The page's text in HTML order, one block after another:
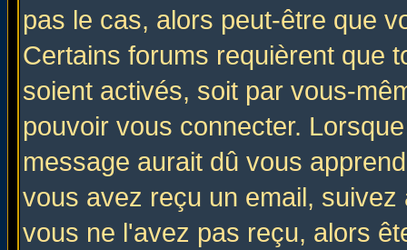
pas le cas, alors peut-être que
Certains forums requièrent que
soient activés, soit par vous-
pouvoir vous connecter.
message aurait dû vous
vous avez reçu un email,
vous ne l'avez pas reçu, alors